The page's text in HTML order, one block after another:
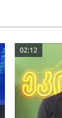
02:12